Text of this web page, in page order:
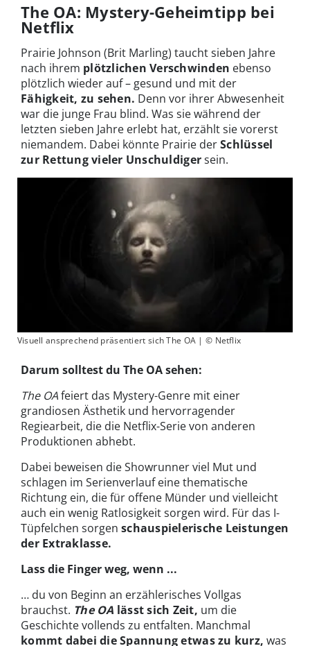
The OA: Mystery-Geheimtipp bei
Netflix
Prairie Johnson (Brit Marling) taucht sieben Jahre
nach ihrem plötzlichen Verschwinden ebenso
plötzlich wieder auf – gesund und mit der
Fähigkeit, zu sehen. Denn vor ihrer Abwesenheit
war die junge Frau blind. Was sie während der
letzten sieben Jahre erlebt hat, erzählt sie vorerst
niemandem. Dabei könnte Prairie derSchlüssel
zur Rettung vieler Unschuldigersein.
Visuell ansprechend präsentiert sich The OA | © Netflix
Darum solltest du The OA sehen:
The OAfeiert das Mystery-Genre mit einer
grandiosen Ästhetik und hervorragender
Regiearbeit, die die Netflix-Serie von anderen
Produktionen abhebt.
Dabei beweisen die Showrunner viel Mut und
schlagen im Serienverlauf eine thematische
Richtung ein, die für offene Münder und vielleicht
auch ein wenig Ratlosigkeit sorgen wird. Für das I-
Tüpfelchen sorgen schauspielerische Leistungen
der Extraklasse.
Lass die Finger weg, wenn ...
… du von Beginn an erzählerisches Vollgas
brauchst. The OA lässt sich Zeit, um die
Geschichte vollends zu entfalten. Manchmal
kommt dabei die Spannung etwas zu kurz, was